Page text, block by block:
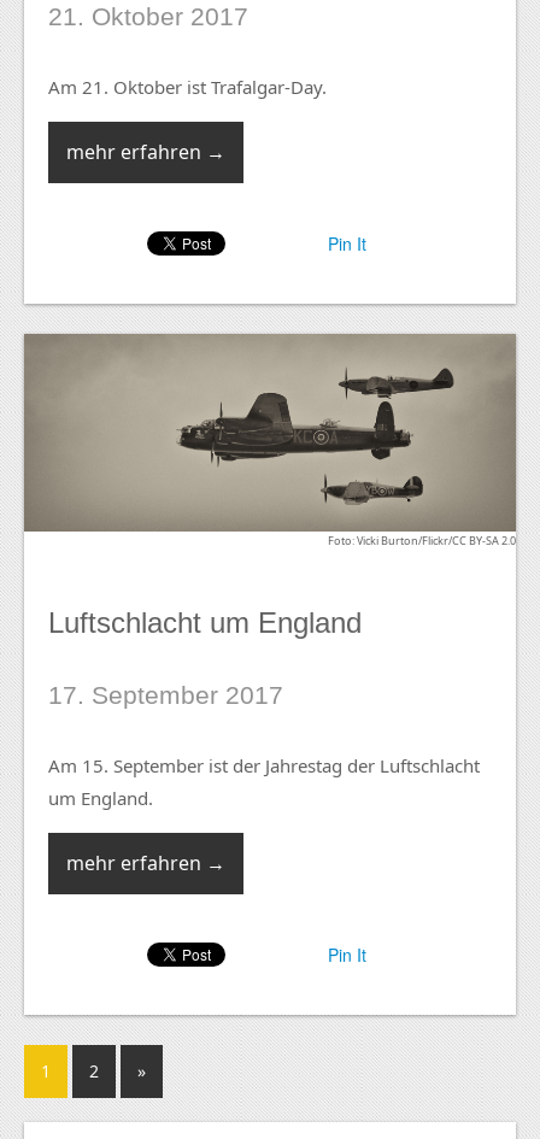
21. Oktober 2017
Am 21. Oktober ist Trafalgar-Day.
mehr erfahren →
Pin It
Foto: Vicki Burton/Flickr/CC BY-SA 2.0
Luftschlacht um England
17. September 2017
Am 15. September ist der Jahrestag der Luftschlacht
um England.
mehr erfahren →
Pin It
1 2 »